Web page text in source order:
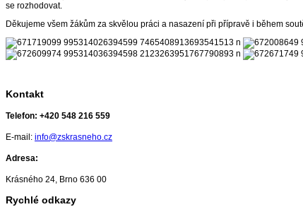
se rozhodovat.
Děkujeme všem žákům za skvělou práci a nasazení při přípravě i během
Kontakt
Telefon: +420 548 216 559
E-mail: info@zskrasneho.cz
Adresa:
Krásného 24, Brno 636 00
Rychlé odkazy